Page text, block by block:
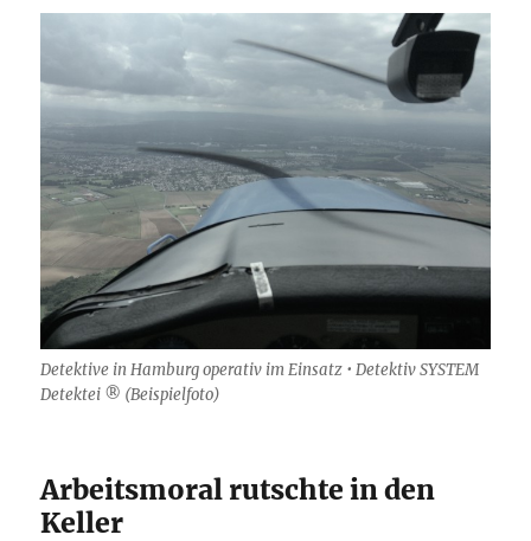
Detektive in Hamburg operativ im Einsatz • Detektiv SYSTEM
Detektei ® (Beispielfoto)
Arbeitsmoral rutschte in den
Keller